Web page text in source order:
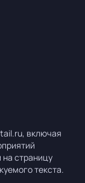
включая
на страницу
текста.